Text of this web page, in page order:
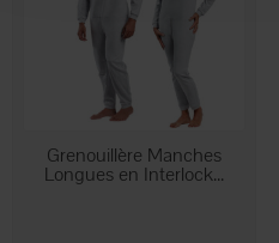
EN STOCK
Grenouillère Manches
Longues en Interlock...